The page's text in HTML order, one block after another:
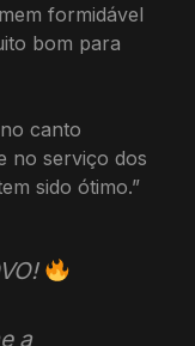
formidável
bom para
canto
no serviço dos
sido ótimo.”
a